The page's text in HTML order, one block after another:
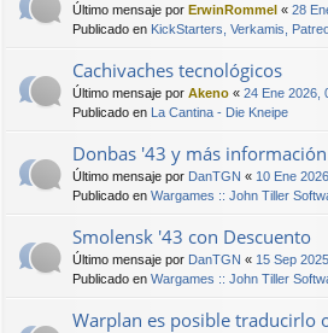
Último mensaje por ErwinRommel « 28
Publicado en KickStarters, Verkamis,
Cachivaches tecnológicos
Último mensaje por Akeno « 24 Ene 2026,
Publicado en La Cantina - Die Kneipe
Donbas '43 y más información
Último mensaje por DanTGN « 10 Ene
Publicado en Wargames :: John Tiller
Smolensk '43 con Descuento
Último mensaje por DanTGN « 15 Sep
Publicado en Wargames :: John Tiller
Warplan es posible traducirlo